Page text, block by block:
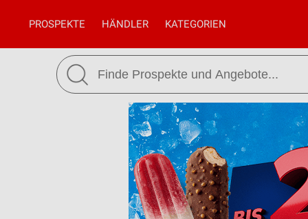
PROSPEKTE HÄNDLER KATEGORIEN